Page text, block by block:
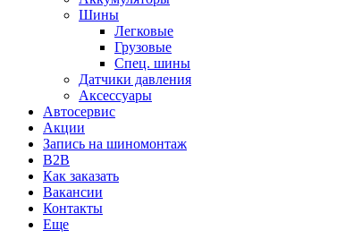
Шины
Легковые
Грузовые
Спец. шины
Датчики давления
Аксессуары
Автосервис
Акции
Запись на шиномонтаж
B2B
Как заказать
Вакансии
Контакты
Еще